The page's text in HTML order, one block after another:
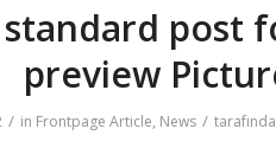
standard post
preview
/ in Frontpage Article, News /